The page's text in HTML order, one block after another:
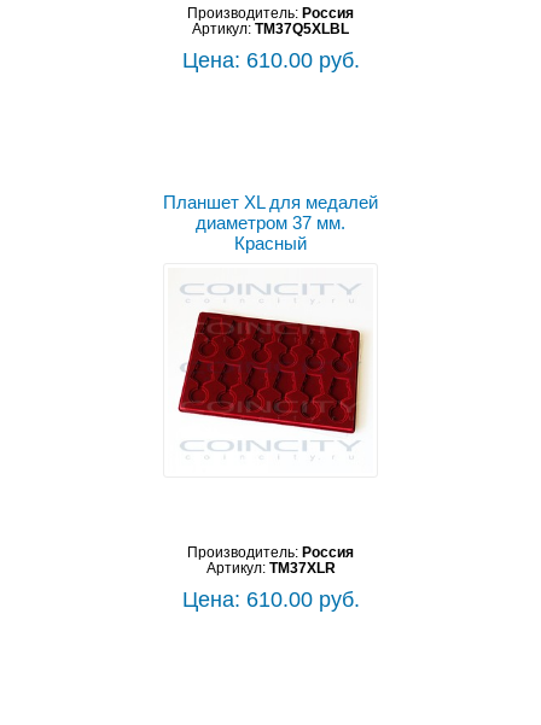
Производитель: Россия
Артикул: TM37Q5XLBL
Цена: 610.00 руб.
Планшет XL для медалей
диаметром 37 мм.
Красный
Производитель: Россия
Артикул: TM37XLR
Цена: 610.00 руб.